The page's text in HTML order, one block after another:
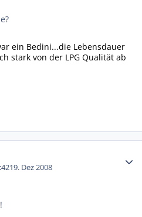
ein Bedini...die Lebensdauer
stark von der LPG Qualität ab
19. Dez 2008